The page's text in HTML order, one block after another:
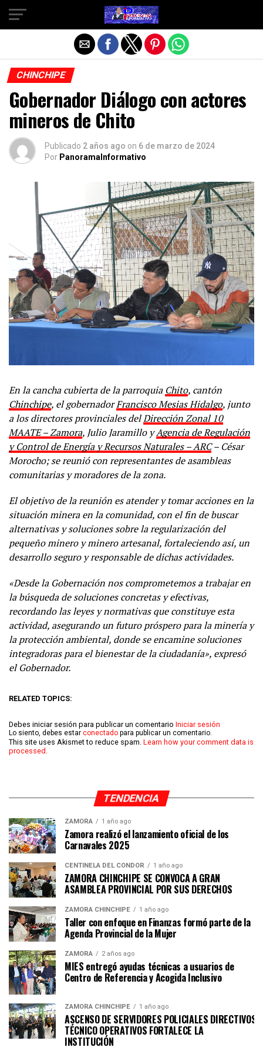
CHINCHIPE
Gobernador Diálogo con actores
mineros de Chito
Publicado 2 años ago on 6 de marzo de 2024
Por PanoramaInformativo
En la cancha cubierta de la parroquia Chito, cantón
Chinchipe, el gobernadorFrancisco Mesias Hidalgo, junto
a los directores provinciales delDirección Zonal 10
MAATE – Zamora, Julio Jaramillo yAgencia de Regulación
y Control de Energía y Recursos Naturales – ARC– César
Morocho; se reunió con representantes de asambleas
comunitarias y moradores de la zona.
El objetivo de la reunión es atender y tomar acciones en la
situación minera en la comunidad, con el fin de buscar
alternativas y soluciones sobre la regularización del
pequeño minero y minero artesanal, fortaleciendo así, un
desarrollo seguro y responsable de dichas actividades.
«Desde la Gobernación nos comprometemos a trabajar en
la búsqueda de soluciones concretas y efectivas,
recordando las leyes y normativas que constituye esta
actividad, asegurando un futuro próspero para la minería y
la protección ambiental, donde se encamine soluciones
integradoras para el bienestar de la ciudadanía», expresó
el Gobernador.
RELATED TOPICS:
Debes iniciar sesión para publicar un comentario Iniciar sesión
Lo siento, debes estar conectado para publicar un comentario.
This site uses Akismet to reduce spam. Learn how your comment data is
processed.
TENDENCIA
ZAMORA 1 año ago
Zamora realizó el lanzamiento oficial de los
Carnavales 2025
CENTINELA DEL CÓNDOR 1 año ago
ZAMORA CHINCHIPE SE CONVOCA A GRAN
ASAMBLEA PROVINCIAL POR SUS DERECHOS
ZAMORA CHINCHIPE 1 año ago
Taller con enfoque en Finanzas formó parte de la
Agenda Provincial de la Mujer
ZAMORA 2 años ago
MIES entregó ayudas técnicas a usuarios de
Centro de Referencia y Acogida Inclusivo
ZAMORA CHINCHIPE 1 año ago
ASCENSO DE SERVIDORES POLICIALES DIRECTIVOS Y
TÉCNICO OPERATIVOS FORTALECE LA
Salir de la versión móvil